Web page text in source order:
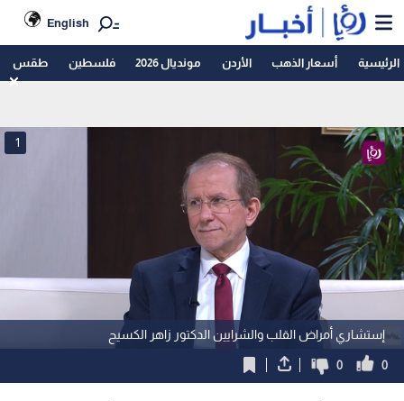
English
الرئيسية أسعار الذهب الأردن مونديال 2026 فلسطين طقس
إستشاري أمراض القلب والشرايين الدكتور زاهر الكسيح
1
0
0